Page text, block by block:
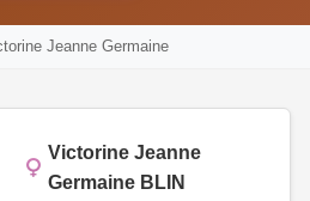
Jeanne Germaine
Victorine Jeanne
Germaine BLIN